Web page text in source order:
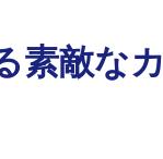
素敵なカ